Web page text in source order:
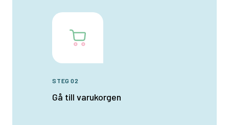
STEG 02
Gå till varukorgen